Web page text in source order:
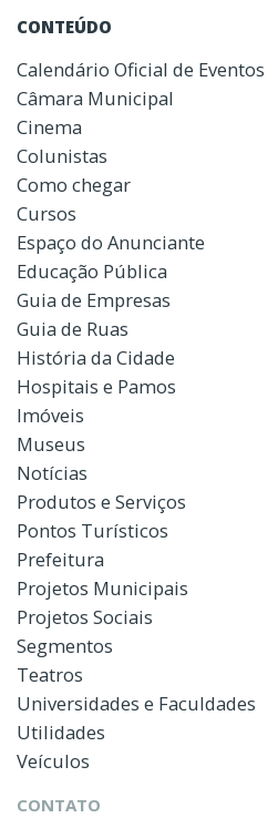
CONTEÚDO
Calendário Oficial de Eventos
Câmara Municipal
Cinema
Colunistas
Como chegar
Cursos
Espaço do Anunciante
Educação Pública
Guia de Empresas
Guia de Ruas
História da Cidade
Hospitais e Pamos
Imóveis
Museus
Notícias
Produtos e Serviços
Pontos Turísticos
Prefeitura
Projetos Municipais
Projetos Sociais
Segmentos
Teatros
Universidades e Faculdades
Utilidades
Veículos
CONTATO